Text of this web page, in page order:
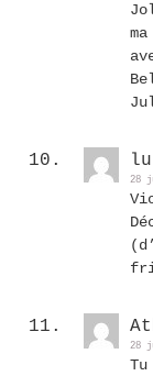
28
28